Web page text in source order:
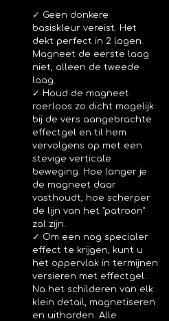
✓ Geen donkere
basiskleur vereist. Het
dekt perfect in 2 lagen.
Magneet de eerste laag
niet, alleen de tweede
laag.
✓ Houd de magneet
roerloos zo dicht mogelijk
bij de vers aangebrachte
effectgel en til hem
vervolgens op met een
stevige verticale
beweging. Hoe langer je
de magneet daar
vasthoudt, hoe scherper
de lijn van het "patroon"
zal zijn.
✓ Om een nog specialer
effect te krijgen, kunt u
het oppervlak in termijnen
versieren met effectgel.
Na het schilderen van elk
klein detail, magnetiseren
en uitharden . Alle